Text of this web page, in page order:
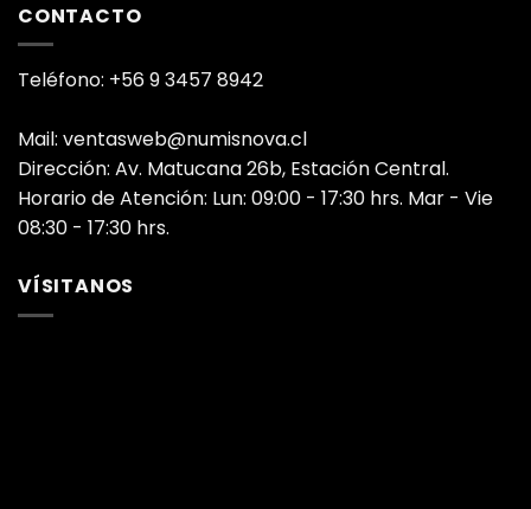
CONTACTO
Teléfono: +56 9 3457 8942
Mail: ventasweb@numisnova.cl
Dirección: Av. Matucana 26b, Estación Central.
Horario de Atención: Lun: 09:00 - 17:30 hrs. Mar - Vie
08:30 - 17:30 hrs.
VÍSITANOS